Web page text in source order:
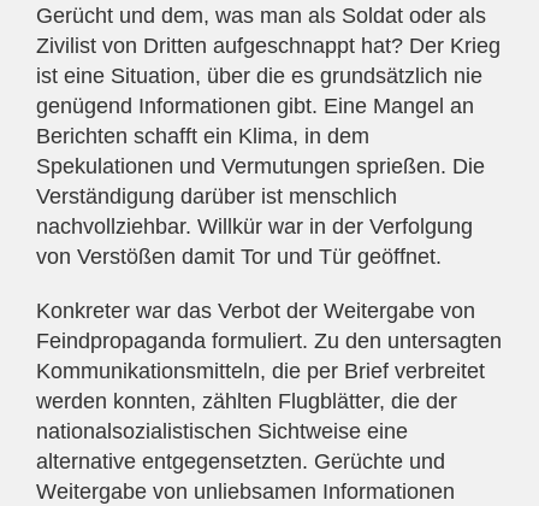
Gerücht und dem, was man als Soldat oder als
Zivilist von Dritten aufgeschnappt hat? Der Krieg
ist eine Situation, über die es grundsätzlich nie
genügend Informationen gibt. Eine Mangel an
Berichten schafft ein Klima, in dem
Spekulationen und Vermutungen sprießen. Die
Verständigung darüber ist menschlich
nachvollziehbar. Willkür war in der Verfolgung
von Verstößen damit Tor und Tür geöffnet.
Konkreter war das Verbot der Weitergabe von
Feindpropaganda formuliert. Zu den untersagten
Kommunikationsmitteln, die per Brief verbreitet
werden konnten, zählten Flugblätter, die der
nationalsozialistischen Sichtweise eine
alternative entgegensetzten. Gerüchte und
Weitergabe von unliebsamen Informationen